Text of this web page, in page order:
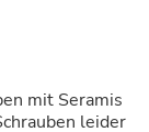
mit Seramis
leider